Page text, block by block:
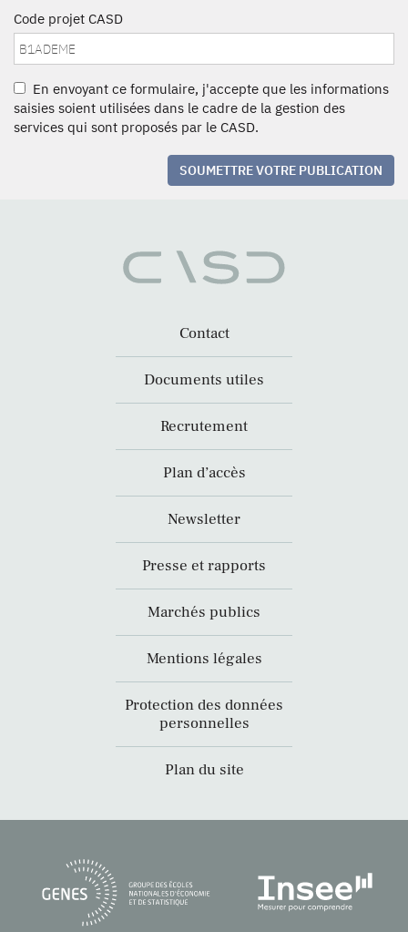
Code projet CASD
En envoyant ce formulaire, j'accepte que les informations
saisies soient utilisées dans le cadre de la gestion des
services qui sont proposés par le CASD.
SOUMETTRE VOTRE PUBLICATION
Contact
Documents utiles
Recrutement
Plan d’accès
Newsletter
Presse et rapports
Marchés publics
Mentions légales
Protection des données
personnelles
Plan du site